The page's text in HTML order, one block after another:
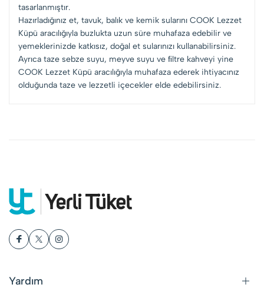
tasarlanmıştır.
Hazırladığınız et, tavuk, balık ve kemik sularını COOK Lezzet
Küpü aracılığıyla buzlukta uzun süre muhafaza edebilir ve
yemeklerinizde katkısız, doğal et sularınızı kullanabilirsiniz.
Ayrıca taze sebze suyu, meyve suyu ve ﬁltre kahveyi yine
COOK Lezzet Küpü aracılığıyla muhafaza ederek ihtiyacınız
olduğunda taze ve lezzetli içecekler elde edebilirsiniz.
Yardım